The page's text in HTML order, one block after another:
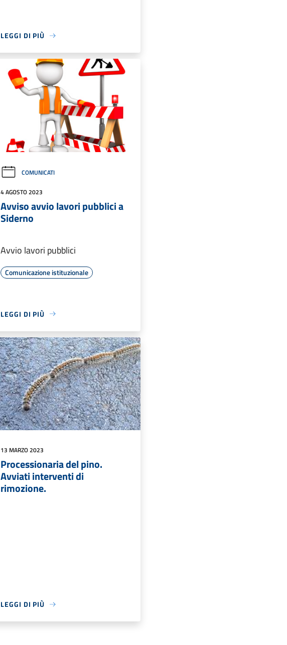
LEGGI DI PIÙ
COMUNICATI
4 AGOSTO 2023
Avviso avvio lavori pubblici a
Siderno
Avvio lavori pubblici
Comunicazione istituzionale
LEGGI DI PIÙ
13 MARZO 2023
Processionaria del pino.
Avviati interventi di
rimozione.
LEGGI DI PIÙ